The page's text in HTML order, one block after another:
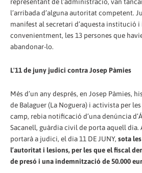
l’arribada d’alguna autoritat competent.
manifest al secretari d’aquesta institució
convenientment, les 13 persones que
abandonar-lo.
L'11 de juny judici contra Josep Pàmies
Més d’un any després, en Josep Pàmies,
de Balaguer (La Noguera) i activista per
camp, rebia notificació d’una denúncia
Sacanell, guàrdia civil de porta aquell dia.
portarà a judici, el dia 11 DE JUNY, sota
l’autoritat i lesions, per les que el fiscal
de presó i una indemnització de 50.000